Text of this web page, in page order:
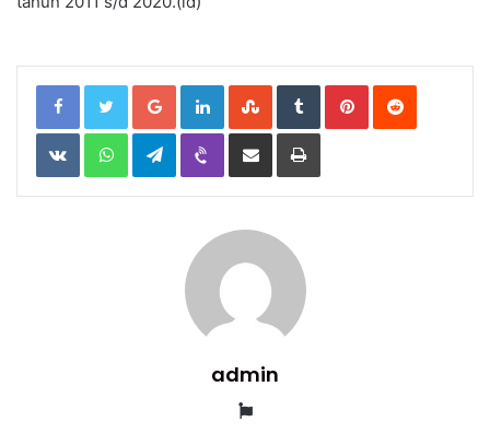
Google+LinkedInStumbleUpon
TumblrPinterestReddit
VKontakteWhatsAppTelegramViber Share
Email
Print
admin
Website